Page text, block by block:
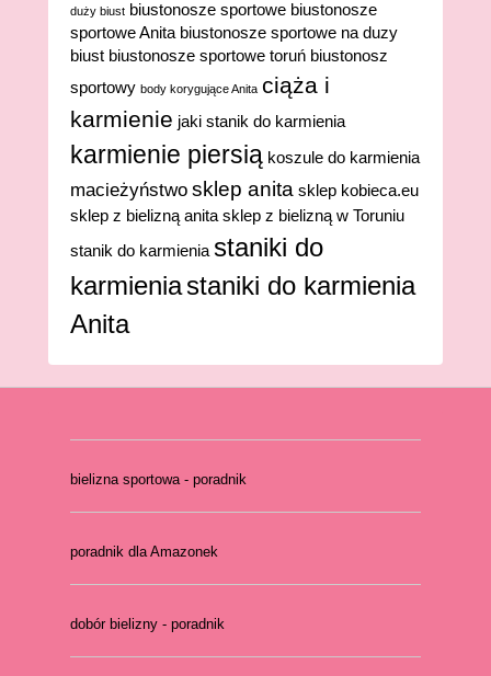
duży biust biustonosze sportowe biustonosze
sportowe Anita biustonosze sportowe na duzy
biust biustonosze sportowe toruń biustonosz
sportowy body korygujące Anita ciąża i
karmienie jaki stanik do karmienia
karmienie piersią koszule do karmienia
macieżyństwo sklep anita sklep kobieca.eu
sklep z bielizną anita sklep z bielizną w Toruniu
stanik do karmienia staniki do
karmieniastaniki do karmienia
Anita
bielizna sportowa - poradnik
poradnik dla Amazonek
dobór bielizny - poradnik